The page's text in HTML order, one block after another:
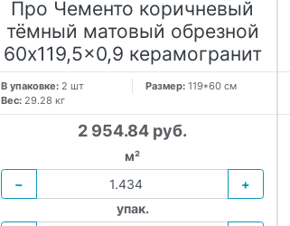
Про Чементо коричневый
тёмный матовый обрезной
60x119,5x0,9 керамогранит
В упаковке: 2 шт Размер: 119*60 см
Вес: 29.28 кг
2 954.84 руб.
м²
−
+
упак.